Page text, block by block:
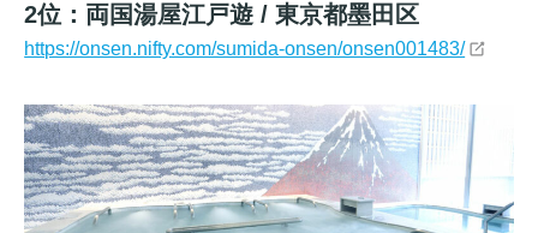
2位：両国湯屋江戸遊 / 東京都墨田区
https://onsen.nifty.com/sumida-onsen/onsen001483/